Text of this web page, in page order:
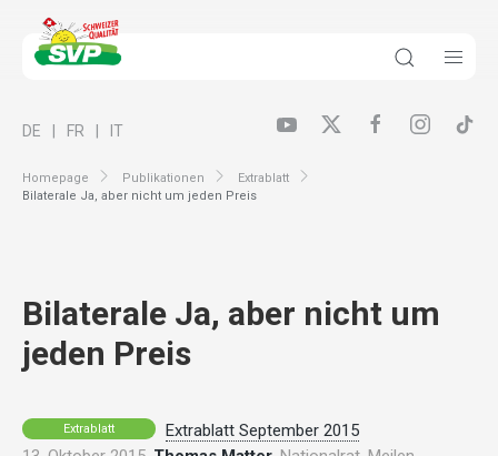
Homepage Publikationen
Extrablatt
Bilaterale Ja, aber nicht um jeden Preis
DE FR IT
Bilaterale Ja, aber nicht um
jeden Preis
Extrablatt
Extrablatt September 2015